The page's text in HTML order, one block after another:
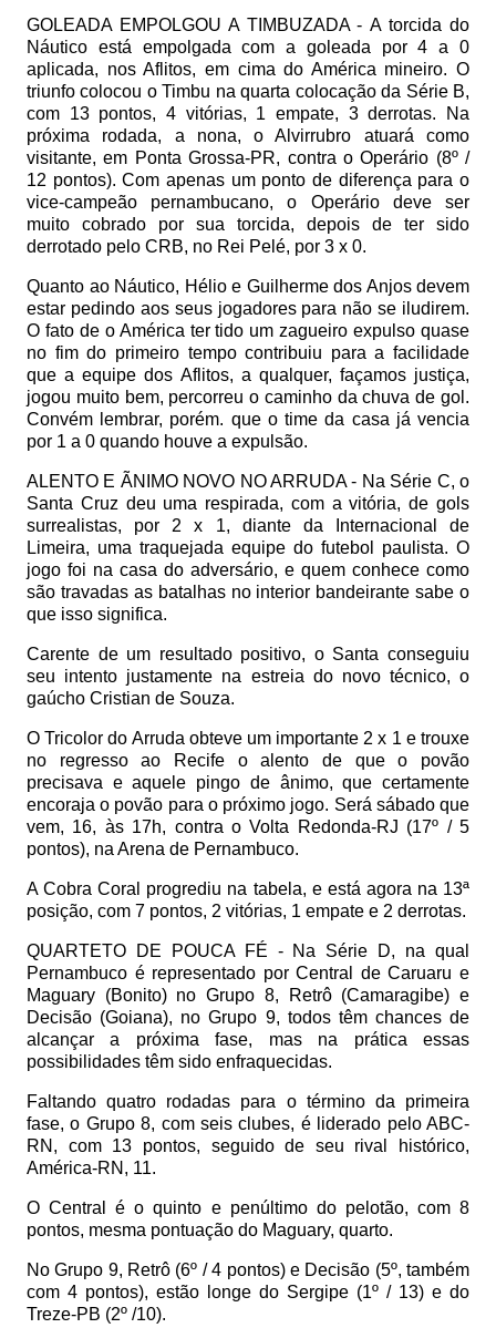
GOLEADA EMPOLGOU A TIMBUZADA -A torcida do
Náutico está empolgada com a goleada por 4 a 0
aplicada, nos Aflitos, em cima do América mineiro. O
triunfo colocou o Timbu na quarta colocação da Série B,
com 13 pontos, 4 vitórias, 1 empate, 3 derrotas. Na
próxima rodada, a nona, o Alvirrubro atuará como
visitante, em Ponta Grossa-PR, contra o Operário (8º /
12 pontos). Com apenas um ponto de diferença para o
vice-campeão pernambucano, o Operário deve ser
muito cobrado por sua torcida, depois de ter sido
derrotado pelo CRB, no Rei Pelé, por 3 x 0.
Quanto ao Náutico, Hélio e Guilherme dos Anjos devem
estar pedindo aos seus jogadores para não se iludirem.
O fato de o América ter tido um zagueiro expulso quase
no fim do primeiro tempo contribuiu para a facilidade
que a equipe dos Aflitos, a qualquer, façamos justiça,
jogou muito bem, percorreu o caminho da chuva de gol.
Convém lembrar, porém. que o time da casa já vencia
por 1 a 0 quando houve a expulsão.
ALENTO E ÃNIMO NOVO NO ARRUDA - Na Série C, o
Santa Cruz deu uma respirada, com a vitória, de gols
surrealistas, por 2 x 1, diante da Internacional de
Limeira, uma traquejada equipe do futebol paulista. O
jogo foi na casa do adversário, e quem conhece como
são travadas as batalhas no interior bandeirante sabe o
que isso significa.
Carente de um resultado positivo, o Santa conseguiu
seu intento justamente na estreia do novo técnico, o
gaúcho Cristian de Souza.
O Tricolor do Arruda obteve um importante 2 x 1 e trouxe
no regresso ao Recife o alento de que o povão
precisava e aquele pingo de ânimo, que certamente
encoraja o povão para o próximo jogo. Será sábado que
vem, 16, às 17h, contra o Volta Redonda-RJ (17º / 5
pontos), na Arena de Pernambuco.
A Cobra Coral progrediu na tabela, e está agora na 13ª
posição, com 7 pontos, 2 vitórias, 1 empate e 2 derrotas.
QUARTETO DE POUCA FÉ - Na Série D, na qual
Pernambuco é representado por Central de Caruaru e
Maguary (Bonito) no Grupo 8, Retrô (Camaragibe) e
Decisão (Goiana), no Grupo 9, todos têm chances de
alcançar a próxima fase, mas na prática essas
possibilidades têm sido enfraquecidas.
Faltando quatro rodadas para o término da primeira
fase, o Grupo 8, com seis clubes, é liderado pelo ABC-
RN, com 13 pontos, seguido de seu rival histórico,
América-RN, 11.
O Central é o quinto e penúltimo do pelotão, com 8
pontos, mesma pontuação do Maguary, quarto.
No Grupo 9, Retrô (6º / 4 pontos) e Decisão (5º, também
com 4 pontos), estão longe do Sergipe (1º / 13) e do
Treze-PB (2º /10).